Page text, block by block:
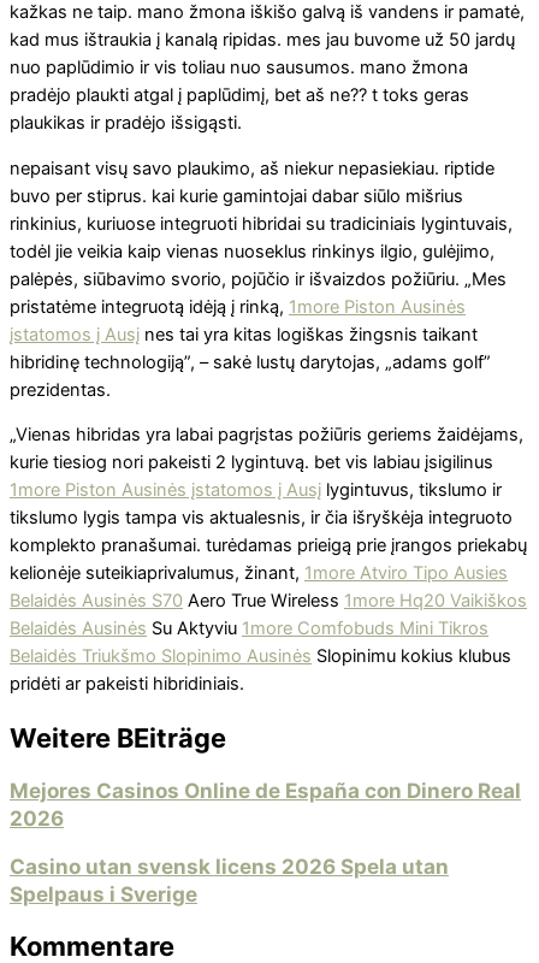
kažkas ne taip. mano žmona iškišo galvą iš vandens ir pamatė,
kad mus ištraukia į kanalą ripidas. mes jau buvome už 50 jardų
nuo paplūdimio ir vis toliau nuo sausumos. mano žmona
pradėjo plaukti atgal į paplūdimį, bet aš ne?? t toks geras
plaukikas ir pradėjo išsigąsti.
nepaisant visų savo plaukimo, aš niekur nepasiekiau. riptide
buvo per stiprus. kai kurie gamintojai dabar siūlo mišrius
rinkinius, kuriuose integruoti hibridai su tradiciniais lygintuvais,
todėl jie veikia kaip vienas nuoseklus rinkinys ilgio, gulėjimo,
palėpės, siūbavimo svorio, pojūčio ir išvaizdos požiūriu. „Mes
pristatėme integruotą idėją į rinką, 1more Piston Ausinės
įstatomos į Ausį nes tai yra kitas logiškas žingsnis taikant
hibridinę technologiją”, – sakė lustų darytojas, „adams golf”
prezidentas.
„Vienas hibridas yra labai pagrįstas požiūris geriems žaidėjams,
kurie tiesiog nori pakeisti 2 lygintuvą. bet vis labiau įsigilinus
1more Piston Ausinės įstatomos į Ausį lygintuvus, tikslumo ir
tikslumo lygis tampa vis aktualesnis, ir čia išryškėja integruoto
komplekto pranašumai. turėdamas prieigą prie įrangos priekabų
kelionėje suteikiaprivalumus, žinant, 1more Atviro Tipo Ausies
Belaidės Ausinės S70 Aero True Wireless 1more Hq20 Vaikiškos
Belaidės Ausinės Su Aktyviu 1more Comfobuds Mini Tikros
Belaidės Triukšmo Slopinimo Ausinės Slopinimu kokius klubus
pridėti ar pakeisti hibridiniais.
Weitere BEiträge
Mejores Casinos Online de España con Dinero Real
2026
Casino utan svensk licens 2026 Spela utan
Spelpaus i Sverige
Kommentare